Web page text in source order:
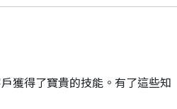
獲得了寶貴的技能。有了這些知